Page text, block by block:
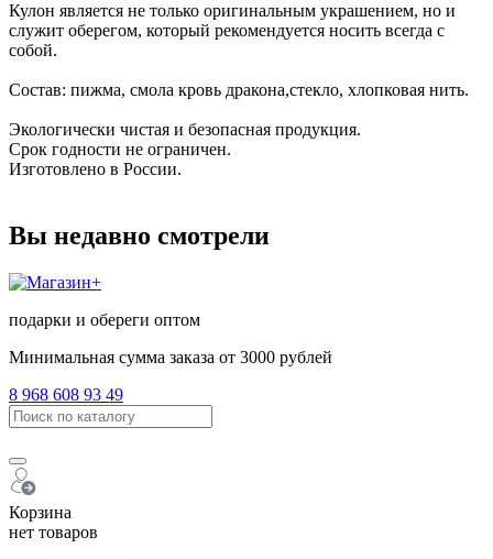
Кулон является не только оригинальным украшением, но и
служит оберегом, который рекомендуется носить всегда с
собой.
Состав: пижма, смола кровь дракона,стекло, хлопковая нить.
Экологически чистая и безопасная продукция.
Срок годности не ограничен.
Изготовлено в России.
Вы недавно смотрели
подарки и обереги оптом
Минимальная сумма заказа от 3000 рублей
8 968 608 93 49
Корзина
нет товаров